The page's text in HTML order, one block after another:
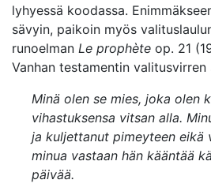
lyhyessä koodassa.
sävyin, paikoin myös
runoelman Le prophète op. 21
Vanhan testamentin valitusvirren
Minä olen se mies, joka olen
vihastuksensa vitsan alla.
ja kuljettanut pimeyteen eikä
minua vastaan hän kääntää
päivää.